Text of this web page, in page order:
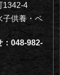
1342-4
子供養・ペ
：048-982-